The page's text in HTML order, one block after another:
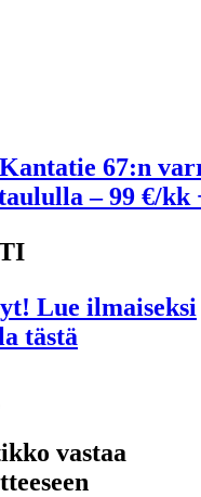
67:n
– 99 €/kk
Lue ilmaiseksi
tästä
vastaa